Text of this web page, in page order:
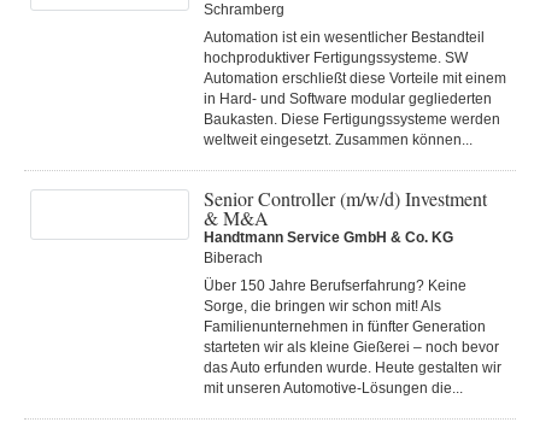
Schramberg
Automation ist ein wesentlicher Bestandteil
hochproduktiver Fertigungssysteme. SW
Automation erschließt diese Vorteile mit einem
in Hard- und Software modular gegliederten
Baukasten. Diese Fertigungs­systeme werden
weltweit eingesetzt. Zusammen können...
Senior Controller (m/w/d) Investment
& M&A
Handtmann Service GmbH & Co. KG
Biberach
Über 150 Jahre Berufserfahrung? Keine
Sorge, die bringen wir schon mit! Als
Familienunternehmen in fünfter Generation
starteten wir als kleine Gießerei – noch bevor
das Auto erfunden wurde. Heute gestalten wir
mit unseren Automotive-Lösungen die...